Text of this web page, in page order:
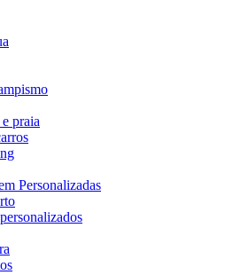
praia
Personalizadas